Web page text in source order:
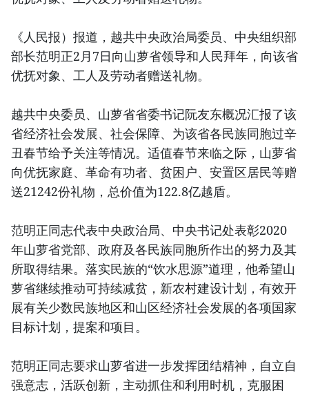
《人民报）报道，越共中央政治局委员、中央组织部
部长范明正2月7日向山萝省领导和人民拜年，向该省
优抚对象、工人及劳动者赠送礼物。
越共中央委员、山萝省省委书记阮友东概况汇报了该
省经济社会发展、社会保障、为该省各民族同胞过辛
丑春节给予关注等情况。适值春节来临之际，山萝省
向优抚家庭、革命有功者、贫困户、安置区居民等赠
送21242份礼物，总价值为122.8亿越盾。
范明正同志代表中央政治局、中央书记处表彰2020
年山萝省党部、政府及各民族同胞所作出的努力及其
所取得结果。落实民族的“饮水思源”道理，他希望山
萝省继续推动可持续减贫，新农村建设计划，有效开
展有关少数民族地区和山区经济社会发展的各项国家
目标计划，提案和项目。
范明正同志要求山萝省进一步发挥团结精神，自立自
强意志，活跃创新，主动抓住和利用时机，克服困